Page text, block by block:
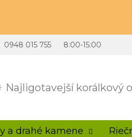
Najligotavejší korálkový
0948 015 755 8:00-15:00
a drahé kamene